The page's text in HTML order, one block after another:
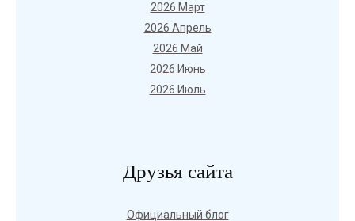
2026 Март
2026 Апрель
2026 Май
2026 Июнь
2026 Июль
Друзья сайта
Официальный блог